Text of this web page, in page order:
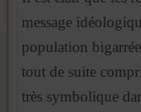
message
population
tout de suite
très symbolique